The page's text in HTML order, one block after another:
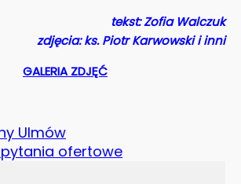
tekst: Zofia Walczuk
zdjęcia: ks. Piotr Karwowski i inni
GALERIA ZDJĘĆ
Ulmów
ofertowe